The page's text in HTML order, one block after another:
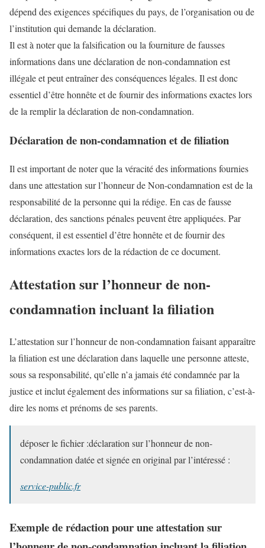
dépend des exigences spécifiques du pays, de l’organisation ou de
l’institution qui demande la déclaration.
Il est à noter que la falsification ou la fourniture de fausses
informations dans une déclaration de non-condamnation est
illégale et peut entraîner des conséquences légales. Il est donc
essentiel d’être honnête et de fournir des informations exactes lors
de la remplir la déclaration de non-condamnation.
Déclaration de non-condamnation et de filiation
Il est important de noter que la véracité des informations fournies
dans une attestation sur l’honneur de Non-condamnation est de la
responsabilité de la personne qui la rédige. En cas de fausse
déclaration, des sanctions pénales peuvent être appliquées. Par
conséquent, il est essentiel d’être honnête et de fournir des
informations exactes lors de la rédaction de ce document.
Attestation sur l’honneur de non-
condamnation incluant la filiation
L’attestation sur l’honneur de non-condamnation faisant apparaître
la filiation est une déclaration dans laquelle une personne atteste,
sous sa responsabilité, qu’elle n’a jamais été condamnée par la
justice et inclut également des informations sur sa filiation, c’est-à-
dire les noms et prénoms de ses parents.
déposer le fichier :déclaration sur l’honneur de non-
condamnation datée et signée en original par l’intéressé :
service-public.fr
Exemple de rédaction pour une attestation sur